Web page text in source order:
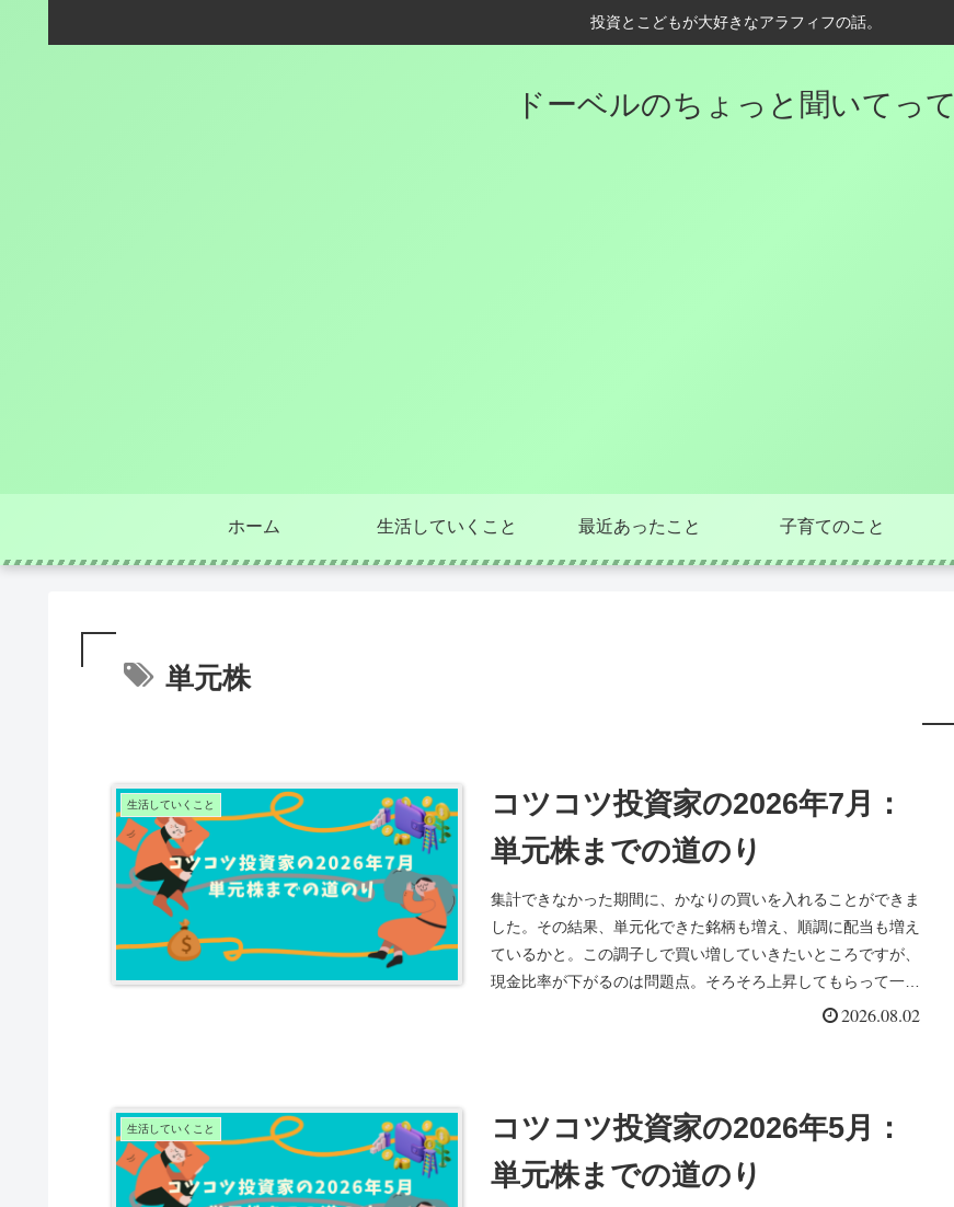
投資とこどもが大好きなアラフィフの話。
ドーベルのちょっと聞いてって
ホーム 生活していくこと 最近あったこと 子育てのこと
単元株
生活していくこと
コツコツ投資家の2026年7月：
単元株までの道のり
集計できなかった期間に、かなりの買いを入れることができま
した。その結果、単元化できた銘柄も増え、順調に配当も増え
ているかと。この調子しで買い増していきたいところですが、
現金比率が下がるのは問題点。そろそろ上昇してもらって一部
2026.08.02
生活していくこと
コツコツ投資家の2026年5月：
単元株までの道のり